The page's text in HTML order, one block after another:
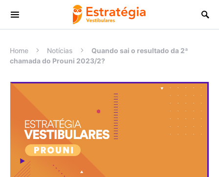
Procurar:
Home Notícias
Quando sai o resultado da 2ª
chamada do Prouni 2023/2?